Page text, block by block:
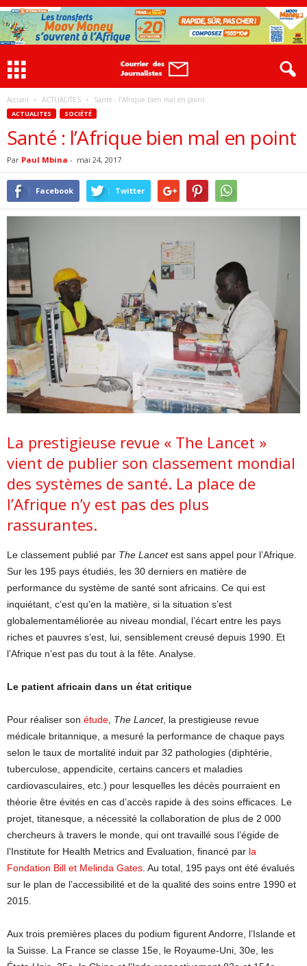
Accueil ACTUALITES Santé : l’Afrique bien mal en point
ACTUALITES SOCIÉTÉ
Santé : l’Afrique bien mal en point
Par Paul Mbina - mai 24, 2017
Facebook Twitter
La prestigieuse revue « The Lancet »
vient de publier son classement mondial
des systèmes de santé. La place de
l’Afrique n’y est pas des plus
rassurantes.
Le classement publié par The Lancetest sans appel pour l’Afrique.
Sur les 195 pays étudiés, les 30 derniers en matière de
performance du système de santé sont africains. Ce qui est
inquiétant, c’est qu’en la matière, si la situation s’est
globalementaméliorée au niveau mondial, l’écart entre les pays
riches et pauvres s’est, lui, sensiblement creusé depuis 1990. Et
l’Afrique n’est pas du tout à la fête. Analyse.
Le patient africain dans un état critique
Pour réaliser son étude The Lancet, la prestigieuse revue
médicale britannique, a mesuré la performance de chaque pays
selon le taux de mortalité induit par 32 pathologies (diphtérie,
tuberculose, appendicite, certains cancers et maladies
cardiovasculaires, etc.) pour lesquelles les décès pourraient en
théorie être évités en cas d’accès rapide à des soins efficaces. Le
projet, titanesque, a nécessité la collaboration de plus de 2 000
chercheurs à travers le monde, qui ont travaillé sous l’égide de
l’Institute for Health Metrics and Evaluation, financé par la
Fondation Bill et Melinda Gates . Au total, 195 pays ont été évalués
sur le plan de l’accessibilité et de la qualité des soins entre 1990 et
2015.
Aux trois premières places du podium figurent Andorre, l’Islande et
la Suisse. La France se classe 15e, le Royaume-Uni, 30e, les